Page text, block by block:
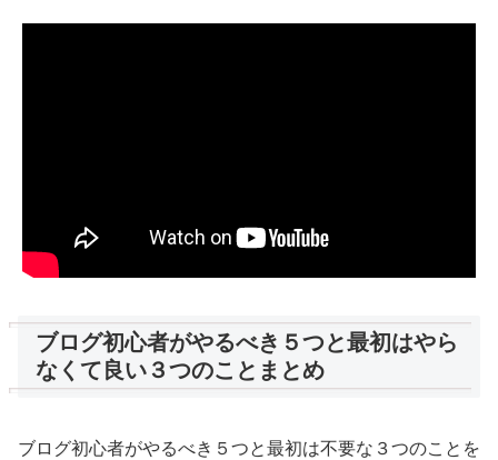
ブログ初心者がやるべき５つと最初はやら
なくて良い３つのことまとめ
ブログ初心者がやるべき５つと最初は不要な３つのことを